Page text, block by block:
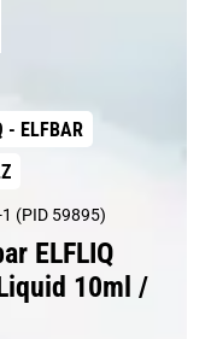
- ELFBAR
1 (PID 59895)
ELFLIQ
10ml /